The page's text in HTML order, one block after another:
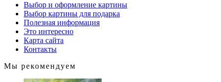
Выбор и оформление картины
Выбор картины для подарка
Полезная информация
Это интересно
Карта сайта
Контакты
Мы рекомендуем